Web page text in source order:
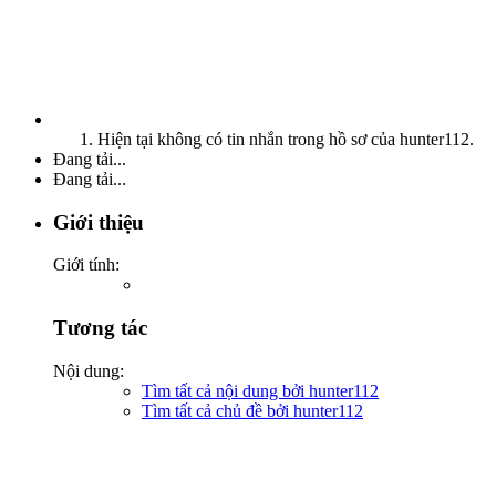
Hiện tại không có tin nhắn trong hồ sơ của hunter112.
Đang tải...
Đang tải...
Giới thiệu
Giới tính:
Tương tác
Nội dung:
Tìm tất cả nội dung bởi hunter112
Tìm tất cả chủ đề bởi hunter112